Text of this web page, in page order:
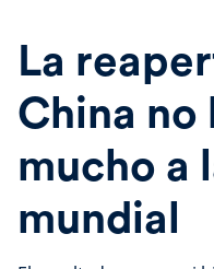
La
China
mucho a
mundial